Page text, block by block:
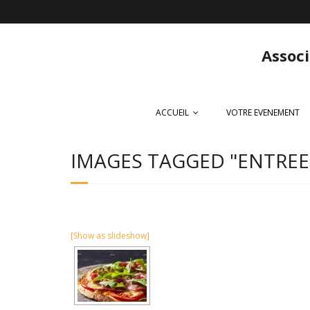
ACCUEIL VOTRE EVENEMENT
IMAGES TAGGED
[Show as slideshow]